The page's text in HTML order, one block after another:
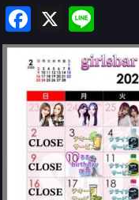
F
a
c
e
b
o
o
X
n
e